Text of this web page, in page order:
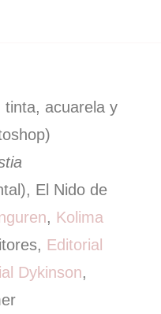
tinta, acuarela y
El Nido de
, Kolima
Editorial
Dykinson,